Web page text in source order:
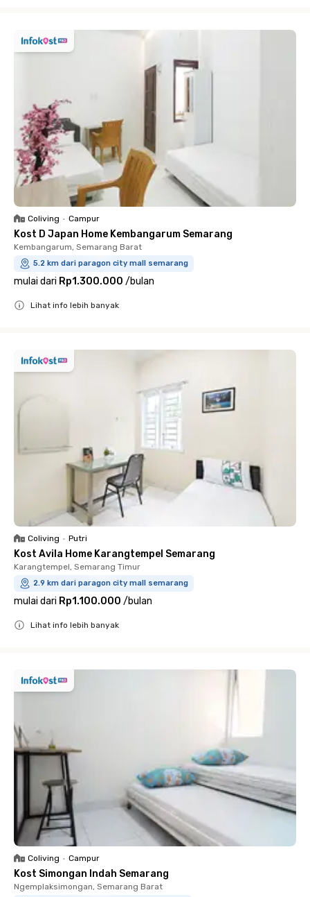
Coliving • Campur
Kost D Japan Home Kembangarum Semarang
Kembangarum, Semarang Barat
5.2 km dari paragon city mall semarang
mulai dari Rp1.300.000 /bulan
Lihat info lebih banyak
Coliving • Putri
Kost Avila Home Karangtempel Semarang
Karangtempel, Semarang Timur
2.9 km dari paragon city mall semarang
mulai dari Rp1.100.000 /bulan
Lihat info lebih banyak
Coliving • Campur
Kost Simongan Indah Semarang
Ngemplaksimongan, Semarang Barat